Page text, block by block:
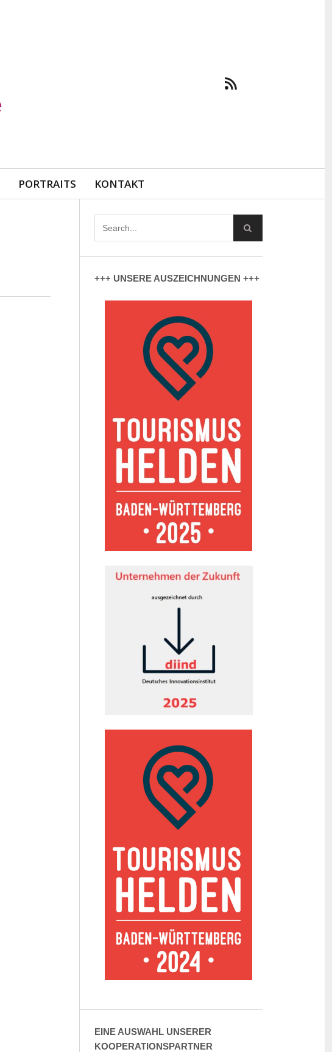
PORTRAITS KONTAKT
+++ UNSERE AUSZEICHNUNGEN +++
EINE AUSWAHL UNSERER
KOOPERATIONSPARTNER